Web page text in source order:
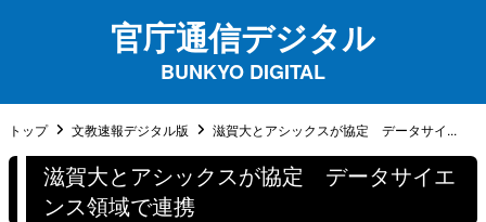
官庁通信デジタル
BUNKYO DIGITAL
トップ 文教速報デジタル版 滋賀大とアシックスが協定 データサイ...
滋賀大とアシックスが協定 データサイエ
ンス領域で連携